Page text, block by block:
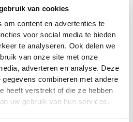
van cookies
om content en advertenties te
voor social media te bieden
te analyseren. Ook delen we
van onze site met onze
adverteren en analyse. Deze
gegevens combineren met andere
heeft verstrekt of die ze hebben
uw gebruik van hun services.
behandeling op
bewegingspatroon en
in kaart. De behandeling is
op jouw lichaam, klachten